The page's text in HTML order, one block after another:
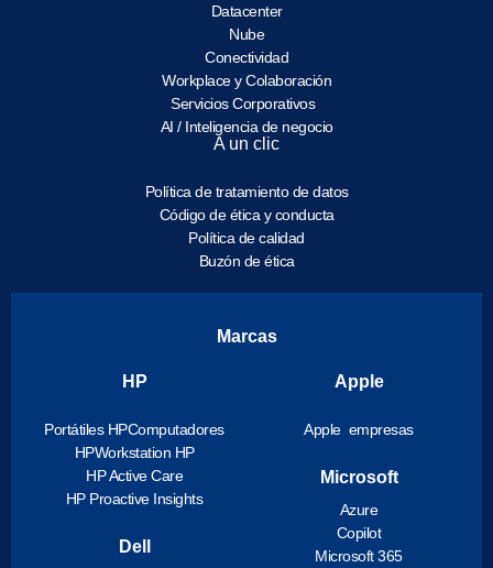
Datacenter
Nube
Conectividad
Workplace y Colaboración
Servicios Corporativos
AI / Inteligencia de negocio
A un clic
Política de tratamiento de datos
Código de ética y conducta
Política de calidad
Buzón de ética
Marcas
HP
Portátiles HPComputadores
HPWorkstation HP
HP Active Care
HP Proactive Insights
Dell
Apple
Apple empresas
Microsoft
Azure
Copilot
Microsoft 365